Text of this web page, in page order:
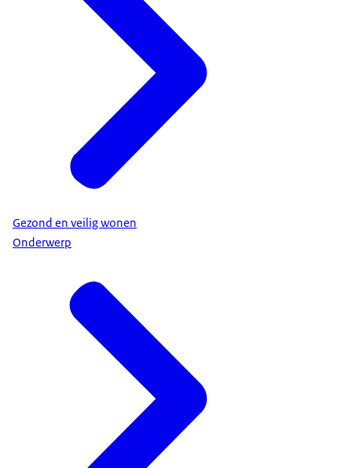
Gezond en veilig wonen
Onderwerp